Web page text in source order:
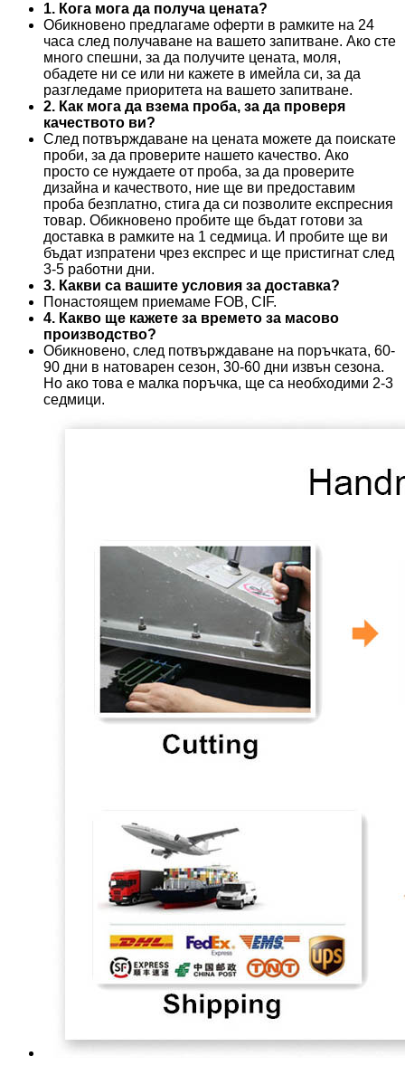
1. Кога мога да получа цената?
Обикновено предлагаме оферти в рамките на 24
часа след получаване на вашето запитване. Ако сте
много спешни, за да получите цената, моля,
обадете ни се или ни кажете в имейла си, за да
разгледаме приоритета на вашето запитване.
2. Как мога да взема проба, за да проверя
качеството ви?
След потвърждаване на цената можете да поискате
проби, за да проверите нашето качество. Ако
просто се нуждаете от проба, за да проверите
дизайна и качеството, ние ще ви предоставим
проба безплатно, стига да си позволите експресния
товар. Обикновено пробите ще бъдат готови за
доставка в рамките на 1 седмица. И пробите ще ви
бъдат изпратени чрез експрес и ще пристигнат след
3-5 работни дни.
3. Какви са вашите условия за доставка?
Понастоящем приемаме FOB, CIF.
4. Какво ще кажете за времето за масово
производство?
Обикновено, след потвърждаване на поръчката, 60-
90 дни в натоварен сезон, 30-60 дни извън сезона.
Но ако това е малка поръчка, ще са необходими 2-3
седмици.